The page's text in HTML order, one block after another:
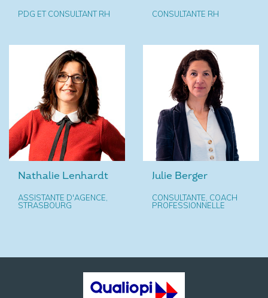
PDG ET CONSULTANT RH CONSULTANTE RH
Nathalie Lenhardt
ASSISTANTE D'AGENCE,
STRASBOURG
Julie Berger
CONSULTANTE, COACH
PROFESSIONNELLE